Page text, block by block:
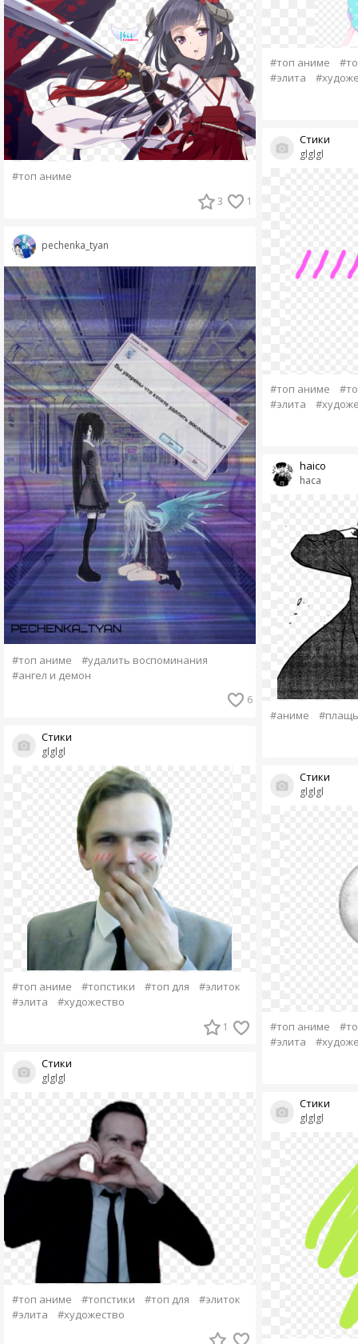
#топ аниме
3 1
pechenka_tyan
#топ аниме
#удалить воспоминания
#ангел и демон
6
glglgl
Стики
#топ аниме #топстики #топ для
#элиток
#элита
#художество
1
glglgl
Стики
#топ аниме #топстики #топ для
#элиток
#элита
#художество
#топ аниме
#элита
glglgl
Стики
#топ аниме
#элита
haca
haico
#аниме #плащь
glglgl
Стики
#топ аниме
#элита
glglgl
Стики